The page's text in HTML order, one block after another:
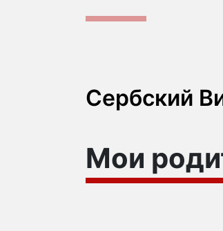
Сербский
Мои